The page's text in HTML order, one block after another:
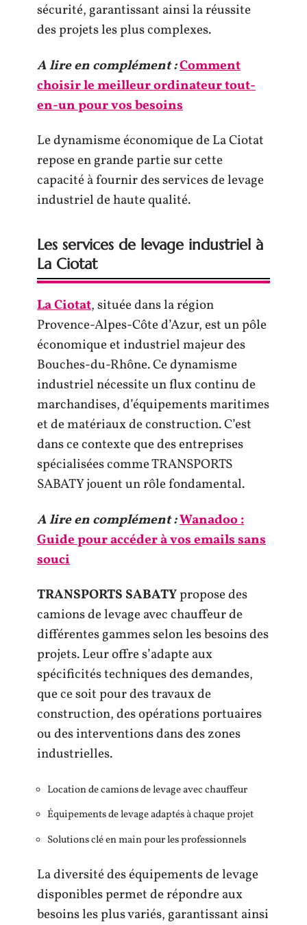
sécurité, garantissant ainsi la réussite
des projets les plus complexes.
A lire en complément :Comment
choisir le meilleur ordinateur tout-
en-un pour vos besoins
Le dynamisme économique de La Ciotat
repose en grande partie sur cette
capacité à fournir des services de levage
industriel de haute qualité.
Les services de levage industriel à
La Ciotat
La Ciotat, située dans la région
Provence-Alpes-Côte d’Azur, est un pôle
économique et industriel majeur des
Bouches-du-Rhône. Ce dynamisme
industriel nécessite un flux continu de
marchandises, d’équipements maritimes
et de matériaux de construction. C’est
dans ce contexte que des entreprises
spécialisées comme TRANSPORTS
SABATY jouent un rôle fondamental.
A lire en complément :Wanadoo :
Guide pour accéder à vos emails sans
souci
TRANSPORTS SABATYpropose des
camions de levage avec chauffeur de
différentes gammes selon les besoins des
projets. Leur offre s’adapte aux
spécificités techniques des demandes,
que ce soit pour des travaux de
construction, des opérations portuaires
ou des interventions dans des zones
industrielles.
Location de camions de levage avec chauffeur
Équipements de levage adaptés à chaque projet
Solutions clé en main pour les professionnels
La diversité des équipements de levage
disponibles permet de répondre aux
besoins les plus variés, garantissant ainsi